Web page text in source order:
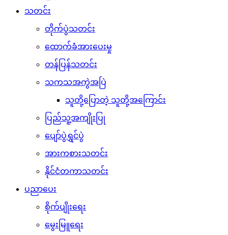
သတင်း
တိုက်ပွဲသတင်း
ထောက်ခံအားပေးမှု
တန်ပြန်သတင်း
သကသအကွဲအပြဲ
သူတို့ပြောတဲ့ သူတို့အကြောင်း
ပြည်သူ့အကျိုးပြု
ပျော်ပွဲရွှင်ပွဲ
အားကစားသတင်း
နိုင်ငံတကာသတင်း
ပညာပေး
စိုက်ပျိုးရေး
မွေးမြူရေး